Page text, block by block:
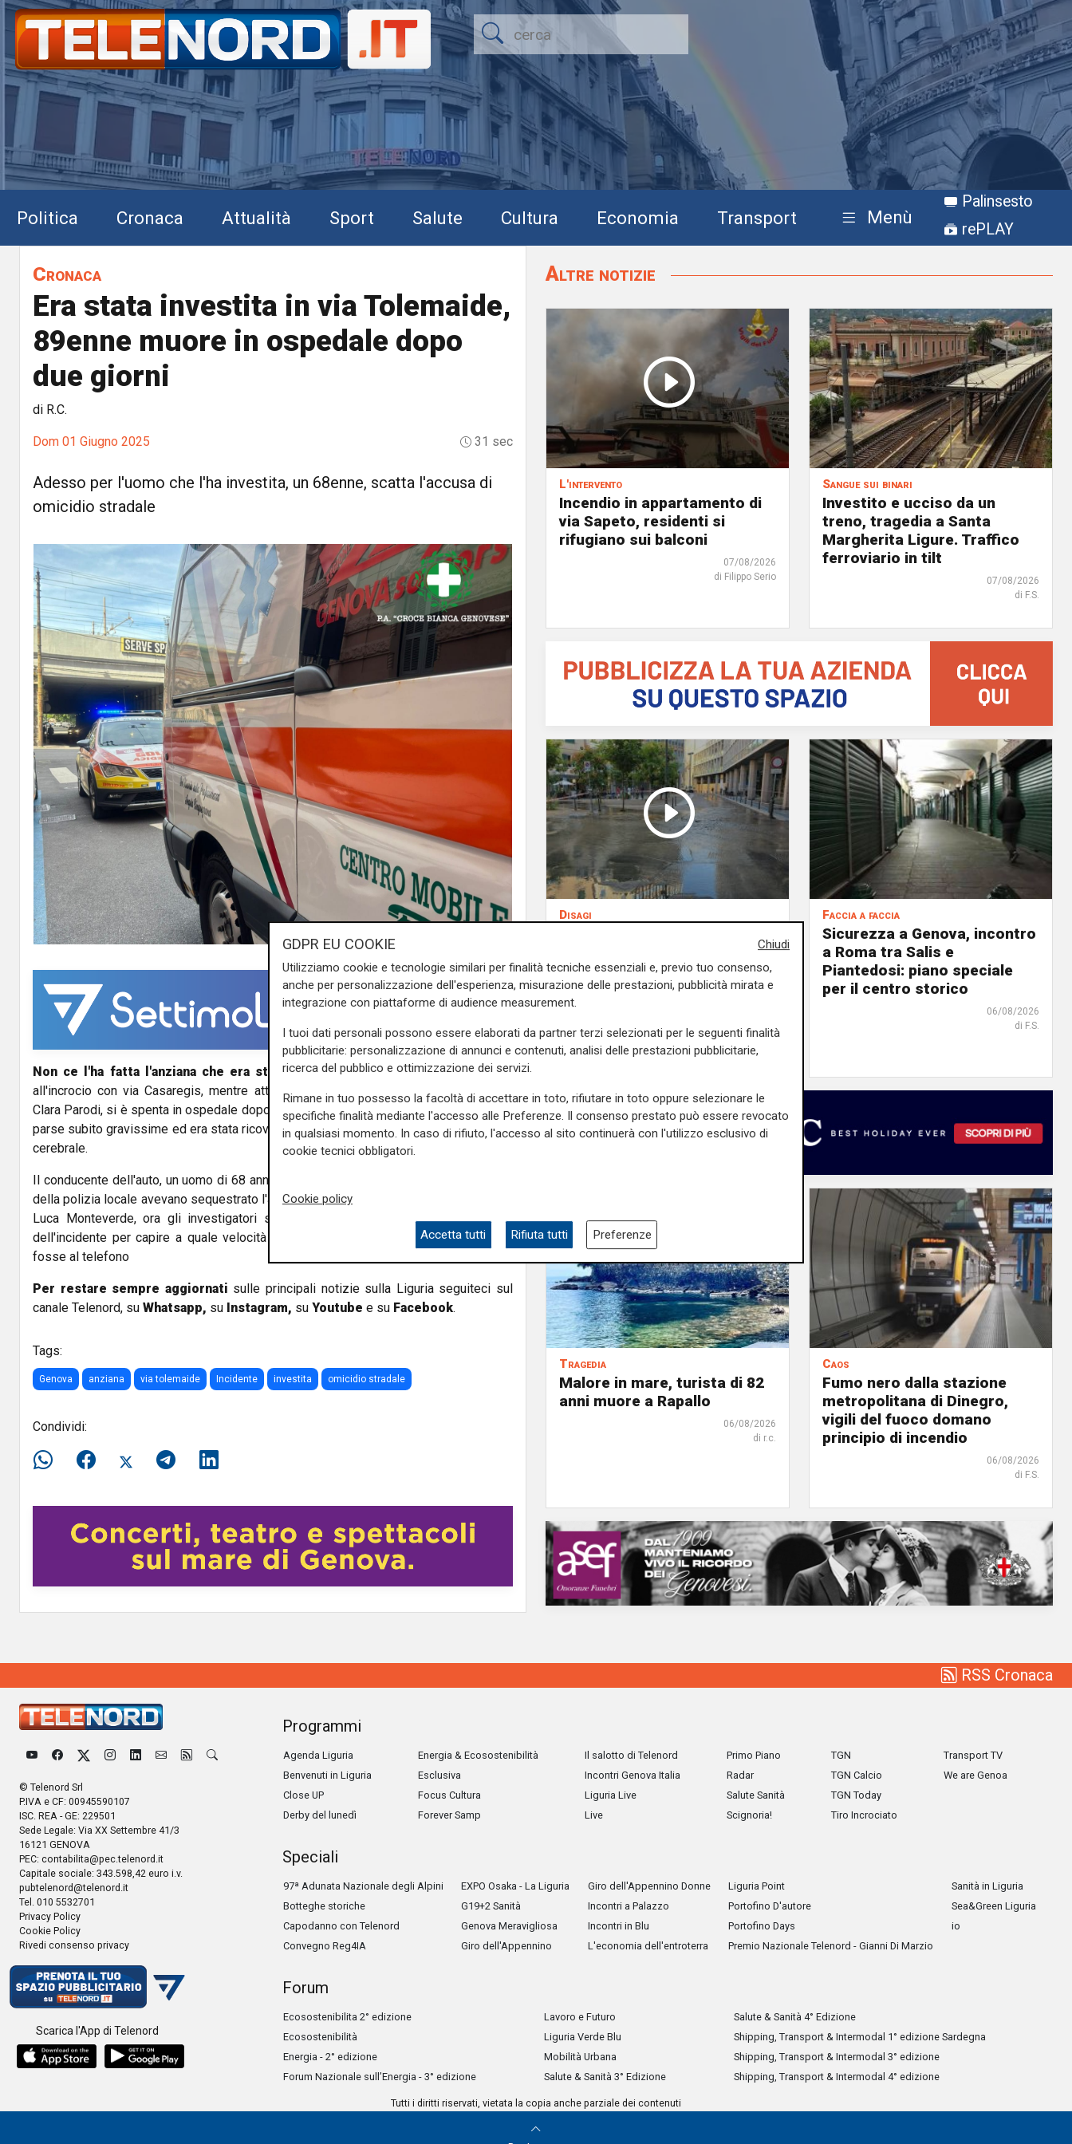
Politica Cronaca Attualità Sport Salute Cultura Economia Transport Menù
Palinsesto
rePLAY
Cronaca
Era stata investita in via Tolemaide,
89enne muore in ospedale dopo
due giorni
di R.C.
Dom 01 Giugno 2025 31 sec
Adesso per l'uomo che l'ha investita, un 68enne, scatta l'accusa di
omicidio stradale
Non ce l'ha fatta l'anziana che era stata investita giovedì in via Tolemaide,
all'incrocio con via Casaregis, mentre attraversava sulle strisce pedonali: la donna,
Clara Parodi, si è spenta in ospedale dopo due giorni. Le condizioni dell'anziana erano
parse subito gravissime ed era stata ricoverata d'urgenza con una sospetta emorragia
cerebrale.
Il conducente dell'auto, un uomo di 68 anni, è accusato di omicidio stradale: gli agenti
della polizia locale avevano sequestrato l'auto su disposizione del pubblico ministero
Luca Monteverde, ora gli investigatori stanno cercando di ricostruire la dinamica
dell'incidente per capire a quale velocità stesse andando l'auto e se il conducente
fosse al telefono
Per restare sempre aggiornati sulle principali notizie sulla Liguria seguiteci sul
canale Telenord, su Whatsapp, su Instagram, su Youtube e su Facebook.
Tags:
Genova anziana via tolemaide Incidente investita omicidio stradale
Condividi:
Altre notizie
L'intervento
Incendio in appartamento di
via Sapeto, residenti si
rifugiano sui balconi
07/08/2026
di Filippo Serio
Sangue sui binari
Investito e ucciso da un
treno, tragedia a Santa
Margherita Ligure. Traffico
ferroviario in tilt
07/08/2026
di F.S.
Disagi
invade via XII Ottobre. Iren
mette a disposizione
autobotte
07/08/2026
di Filippo Serio
Faccia a faccia
Sicurezza a Genova, incontro
a Roma tra Salis e
Piantedosi: piano speciale
per il centro storico
06/08/2026
di F.S.
Tragedia
Malore in mare, turista di 82
anni muore a Rapallo
06/08/2026
di r.c.
Caos
Fumo nero dalla stazione
metropolitana di Dinegro,
vigili del fuoco domano
principio di incendio
06/08/2026
di F.S.
RSS Cronaca
© Telenord Srl
P.IVA e CF: 00945590107
ISC. REA - GE: 229501
Sede Legale: Via XX Settembre 41/3
16121 GENOVA
PEC: contabilita@pec.telenord.it
Capitale sociale: 343.598,42 euro i.v.
pubtelenord@telenord.it
Tel. 010 5532701
Privacy Policy
Cookie Policy
Rivedi consenso privacy
Scarica l'App di Telenord
Programmi
Agenda Liguria
Benvenuti in Liguria
Close UP
Derby del lunedì
Energia & Ecosostenibilità
Esclusiva
Focus Cultura
Forever Samp
Il salotto di Telenord
Incontri Genova Italia
Liguria Live
Live
Primo Piano
Radar
Salute Sanità
Scignoria!
TGN
TGN Calcio
TGN Today
Tiro Incrociato
Transport TV
We are Genoa
Speciali
97ª Adunata Nazionale degli Alpini
Botteghe storiche
Capodanno con Telenord
Convegno Reg4IA
EXPO Osaka - La Liguria
G19+2 Sanità
Genova Meravigliosa
Giro dell'Appennino
Giro dell'Appennino Donne
Incontri a Palazzo
Incontri in Blu
L'economia dell'entroterra
Liguria Point
Portofino D'autore
Portofino Days
Premio Nazionale Telenord - Gianni Di Marzio
Sanità in Liguria
Sea&Green Liguria
io
Forum
Ecosostenibilita 2° edizione
Ecosostenibilità
Energia - 2° edizione
Forum Nazionale sull’Energia - 3° edizione
Lavoro e Futuro
Liguria Verde Blu
Mobilità Urbana
Salute & Sanità 3° Edizione
Salute & Sanità 4° Edizione
Shipping, Transport & Intermodal 1° edizione Sardegna
Shipping, Transport & Intermodal 3° edizione
Shipping, Transport & Intermodal 4° edizione
Tutti i diritti riservati, vietata la copia anche parziale dei contenuti
Chiudi
GDPR EU COOKIE
Utilizziamo cookie e tecnologie similari per finalità tecniche essenziali e, previo tuo consenso,
anche per personalizzazione dell'esperienza, misurazione delle prestazioni, pubblicità mirata e
integrazione con piattaforme di audience measurement.
I tuoi dati personali possono essere elaborati da partner terzi selezionati per le seguenti finalità
pubblicitarie: personalizzazione di annunci e contenuti, analisi delle prestazioni pubblicitarie,
ricerca del pubblico e ottimizzazione dei servizi.
Rimane in tuo possesso la facoltà di accettare in toto, rifiutare in toto oppure selezionare le
specifiche finalità mediante l'accesso alle Preferenze. Il consenso prestato può essere revocato
in qualsiasi momento. In caso di rifiuto, l'accesso al sito continuerà con l'utilizzo esclusivo di
cookie tecnici obbligatori.
Cookie policy
Accetta tutti Rifiuta tutti Preferenze